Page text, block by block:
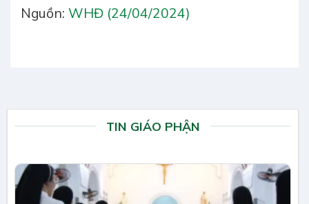
Nguồn: WHĐ (24/04/2024)
TIN GIÁO PHẬN